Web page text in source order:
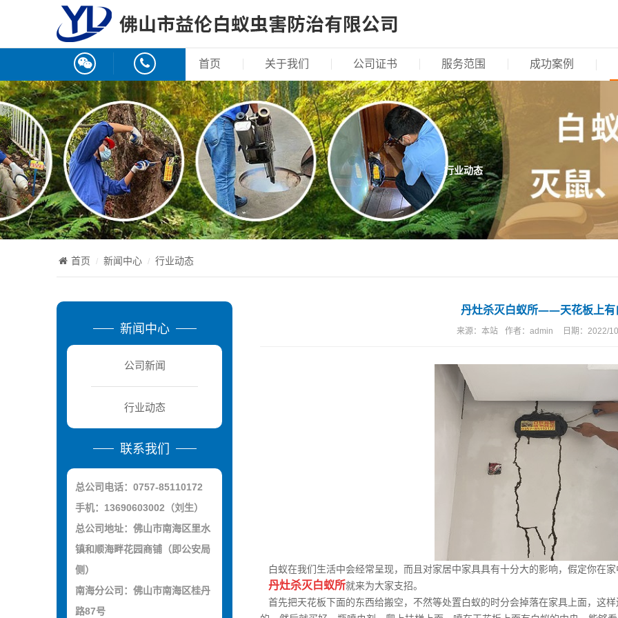
首页 关于我们 公司证书 服务范围 成功案例
行业动态
首页 新闻中心 行业动态
新闻中心
公司新闻
行业动态
联系我们
总公司电话：0757-85110172
手机：13690603002（刘生）
总公司地址：佛山市南海区里水
镇和顺海畔花园商铺（即公安局
侧）
南海分公司：佛山市南海区桂丹
路87号
丹灶杀灭白蚁所——天花板上有
来源： 本站 作者： admin 日期： 2022/
白蚁在我们生活中会经常呈现，而且对家居中家具具有十分大的影响，假定你在
丹灶杀灭白蚁所就来为大家支招。
首先把天花板下面的东西给搬空，不然等处置白蚁的时分会掉落在家具上面，这